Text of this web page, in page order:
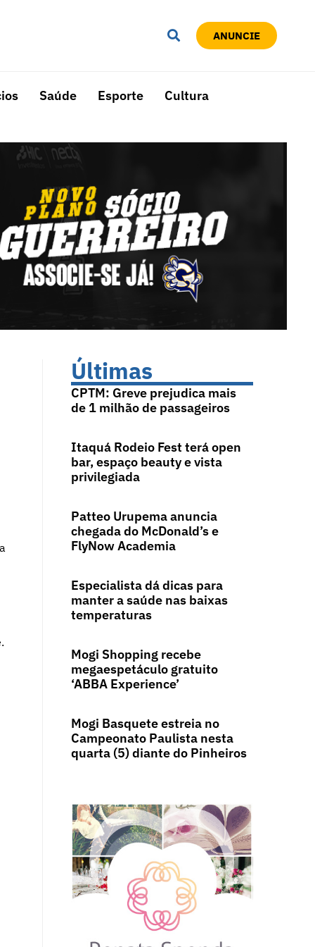
ANUNCIE
Saúde Esporte Cultura
Últimas
CPTM: Greve prejudica mais
de 1 milhão de passageiros
Itaquá Rodeio Fest terá open
bar, espaço beauty e vista
privilegiada
Patteo Urupema anuncia
chegada do McDonald’s e
FlyNow Academia
Especialista dá dicas para
manter a saúde nas baixas
temperaturas
Mogi Shopping recebe
megaespetáculo gratuito
‘ABBA Experience’
Mogi Basquete estreia no
Campeonato Paulista nesta
quarta (5) diante do Pinheiros